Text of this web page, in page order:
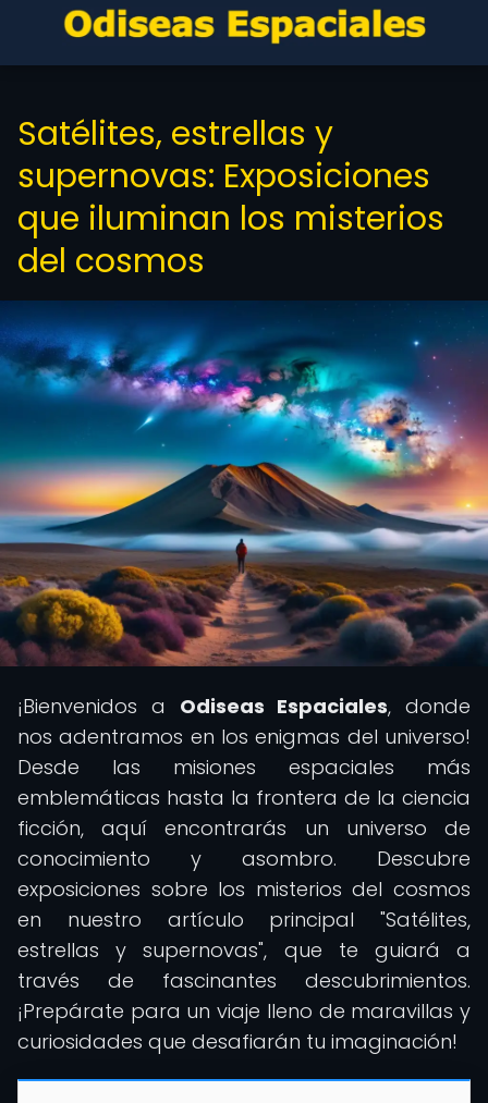
Satélites, estrellas y
supernovas: Exposiciones
que iluminan los misterios
del cosmos
¡Bienvenidos a Odiseas Espaciales, donde
nos adentramos en los enigmas del universo!
Desde las misiones espaciales más
emblemáticas hasta la frontera de la ciencia
ficción, aquí encontrarás un universo de
conocimiento y asombro. Descubre
exposiciones sobre los misterios del cosmos
en nuestro artículo principal "Satélites,
estrellas y supernovas", que te guiará a
través de fascinantes descubrimientos.
¡Prepárate para un viaje lleno de maravillas y
curiosidades que desafiarán tu imaginación!